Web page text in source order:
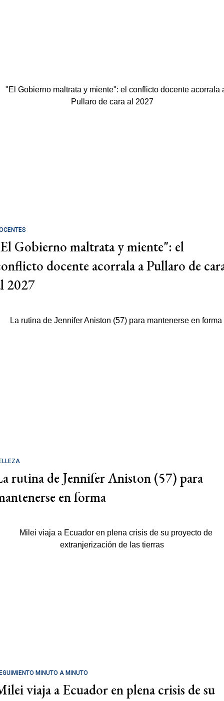
Gobierno maltrata y miente": el
docente acorrala a Pullaro de
2027
rutina de Jennifer Aniston (57) para
en forma
MINUTO A MINUTO
viaja a Ecuador en plena crisis de su